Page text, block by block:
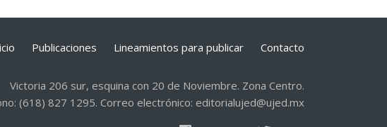
Publicaciones Lineamientos para publicar Contacto
Victoria 206 sur, esquina con 20 de Noviembre. Zona Centro.
(618) 827 1295. Correo electrónico: editorialujed@ujed.mx